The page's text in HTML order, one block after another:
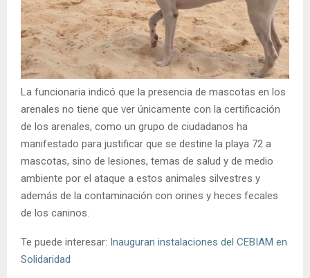
La funcionaria indicó que la presencia de mascotas en los
arenales no tiene que ver únicamente con la certificación
de los arenales, como un grupo de ciudadanos ha
manifestado para justificar que se destine la playa 72 a
mascotas, sino de lesiones, temas de salud y de medio
ambiente por el ataque a estos animales silvestres y
además de la contaminación con orines y heces fecales
de los caninos.
Te puede interesar: Inauguran instalaciones del CEBIAM en
Solidaridad